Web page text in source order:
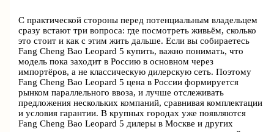
С практической стороны перед потенциальным владельцем
сразу встают три вопроса: где посмотреть живьём, сколько
это стоит и как с этим жить дальше. Если вы собираетесь
Fang Cheng Bao Leopard 5 купить, важно понимать, что
модель пока заходит в Россию в основном через
импортёров, а не классическую дилерскую сеть. Поэтому
Fang Cheng Bao Leopard 5 цена в России формируется
рынком параллельного ввоза, и лучше отслеживать
предложения нескольких компаний, сравнивая комплектации
и условия гарантии. В крупных городах уже появляются
Fang Cheng Bao Leopard 5 дилеры в Москве и других